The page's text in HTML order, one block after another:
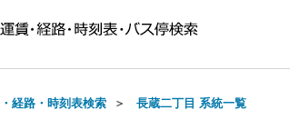
経路・時刻表検索 ＞ 長蔵二丁目 系統一覧